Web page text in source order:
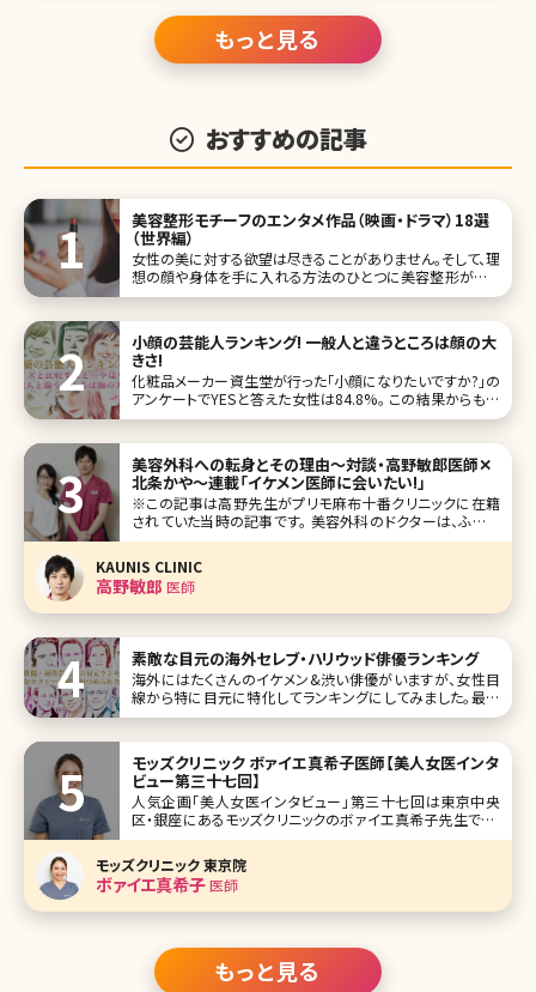
もっと見る
おすすめの記事
美容整形モチーフのエンタメ作品（映画・ドラマ）18選
（世界編）
女性の美に対する欲望は尽きることがありません。そして、理
想の顔や身体を手に入れる方法のひとつに美容整形があり
ます。女性の美醜に関するトピックは関心が高く、ドラマ性も
す。今回は美容整形をモチーフにした世界の国々の映画・テ
レビドラマ作品をご紹介します
小顔の芸能人ランキング! 一般人と違うところは顔の大
きさ!
化粧品メーカー資生堂が行った「小顔になりたいですか?」の
アンケートでYESと答えた女性は84.8%。 この結果からもわ
かる通り、日本人女性の小顔願望は強く、自分の写ってる集
なんて、チェックしたことがある方もいるのではないでしょう
か。
美容外科への転身とその理由〜対談・高野敏郎医師✕
北条かや〜連載「イケメン医師に会いたい!」
※この記事は高野先生がプリモ麻布十番クリニックに在籍
されていた当時の記事です。 美容外科のドクターは、ふだん
何を考えているのだろう。CMに出てくる先生たちは、爽やか
ているのか、本当のところは見えてこない。これまでのキャリ
アや、大切にしている理念
KAUNIS CLINIC
高野敏郎 医師
素敵な目元の海外セレブ・ハリウッド俳優ランキング
海外にはたくさんのイケメン&渋い俳優がいますが、女性目
線から特に目元に特化してランキングにしてみました。最新
版はこのような結果です! 1位クリス・ヘムズワース View this
モッズクリニック ボァイエ真希子医師【美人女医インタ
ビュー第三十七回】
人気企画「美人女医インタビュー」第三十七回は東京中央
区・銀座にあるモッズクリニックのボァイエ真希子先生です。
自ら脂肪吸引・脂肪注入豊胸手術等、多くの美容外科手術を
受けた経験からのカウンセリングは説得力があり、女性の気
持ちに寄り添います。 脂肪吸引をはじめ、痩身、豊胸の外科
治療の良さを世間に広め
モッズクリニック 東京院
ボァイエ真希子医師
もっと見る